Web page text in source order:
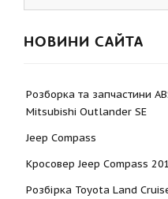
НОВИНИ САЙТА
Розборка та запчастини
Mitsubishi Outlander SE
Jeep Compass
Кросовер Jeep Compass
Розбірка Toyota Land